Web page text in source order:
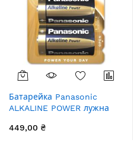
Батарейка Panasonic
ALKALINE POWER лужна
449,00 ₴